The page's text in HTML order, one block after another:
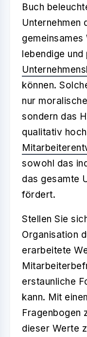
Buch
Unternehmen
lebendige
können.
nur
sondern das
qualitativ
sowohl das
das gesamte
fördert.
Stellen Sie
Organisation
erarbeitete
erstaunliche
kann. Mit
Fragenbogen
dieser Werte